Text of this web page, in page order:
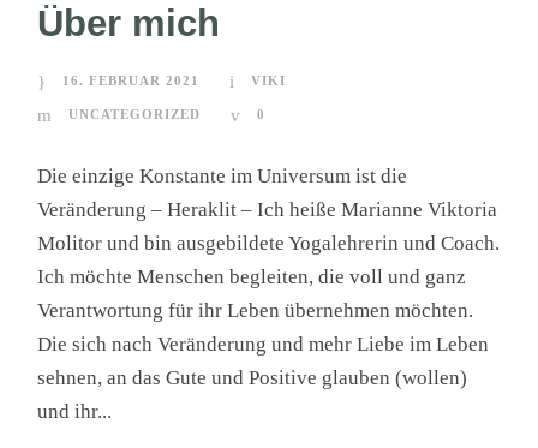
Über mich
16. FEBRUAR 2021 VIKI
UNCATEGORIZED 0
Die einzige Konstante im Universum ist die
Veränderung – Heraklit – Ich heiße Marianne Viktoria
Molitor und bin ausgebildete Yogalehrerin und Coach.
Ich möchte Menschen begleiten, die voll und ganz
Verantwortung für ihr Leben übernehmen möchten.
Die sich nach Veränderung und mehr Liebe im Leben
sehnen, an das Gute und Positive glauben (wollen)
und ihr...